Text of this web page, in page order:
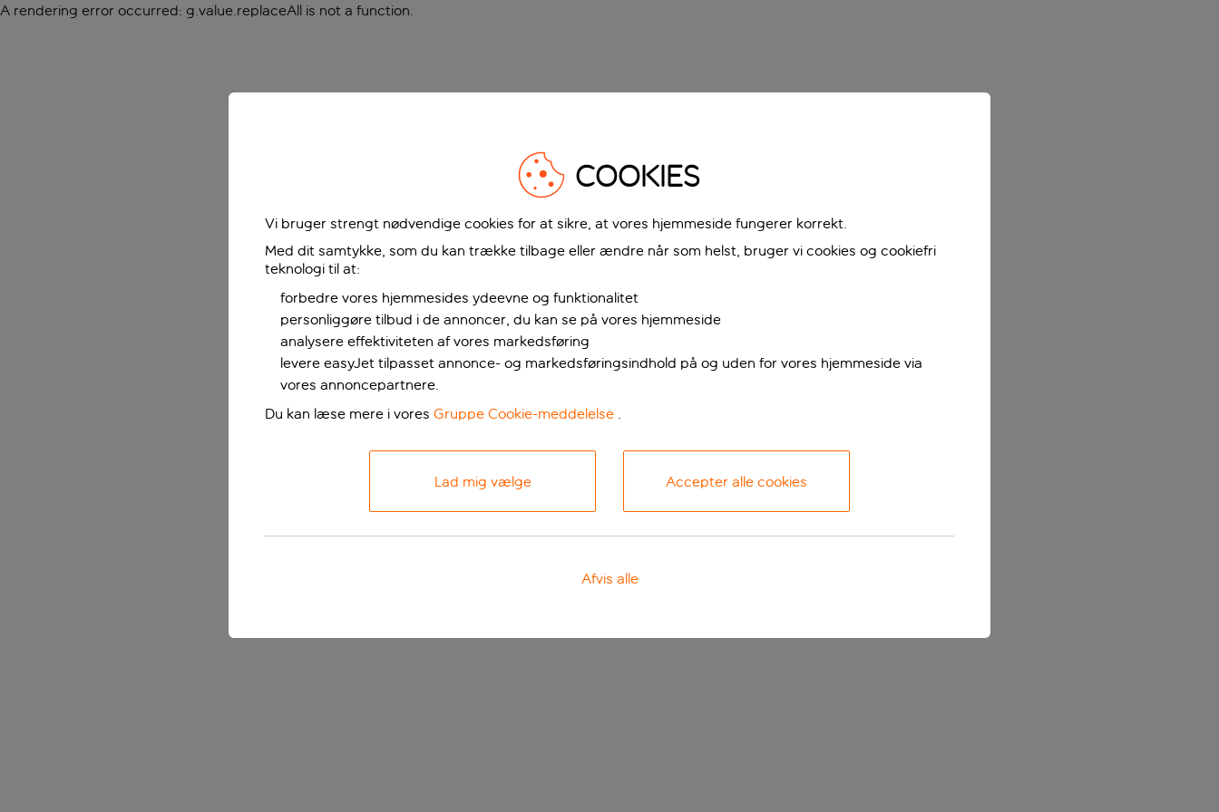
A rendering error occurred: g.value.replaceAll is not a function.
COOKIES
Vi bruger strengt nødvendige cookies for at sikre, at vores hjemmeside fungerer korrekt.
Med dit samtykke, som du kan trække tilbage eller ændre når som helst, bruger vi cookies og cookiefri
teknologi til at:
forbedre vores hjemmesides ydeevne og funktionalitet
personliggøre tilbud i de annoncer, du kan se på vores hjemmeside
analysere effektiviteten af vores markedsføring
levere easyJet tilpasset annonce- og markedsføringsindhold på og uden for vores hjemmeside via
vores annoncepartnere.
Du kan læse mere i vores Gruppe Cookie-meddelelse .
Lad mig vælge Accepter alle cookies
Afvis alle